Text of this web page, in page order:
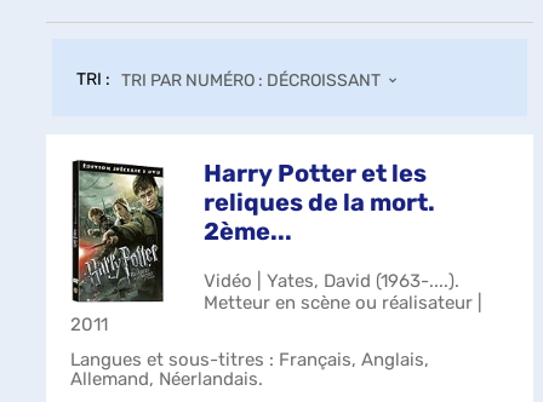
TRI : TRI PAR NUMÉRO : DÉCROISSANT
Harry Potter et les
reliques de la mort.
2ème...
Vidéo | Yates, David (1963-....).
Metteur en scène ou réalisateur |
2011
Langues et sous-titres : Français, Anglais,
Allemand, Néerlandais.